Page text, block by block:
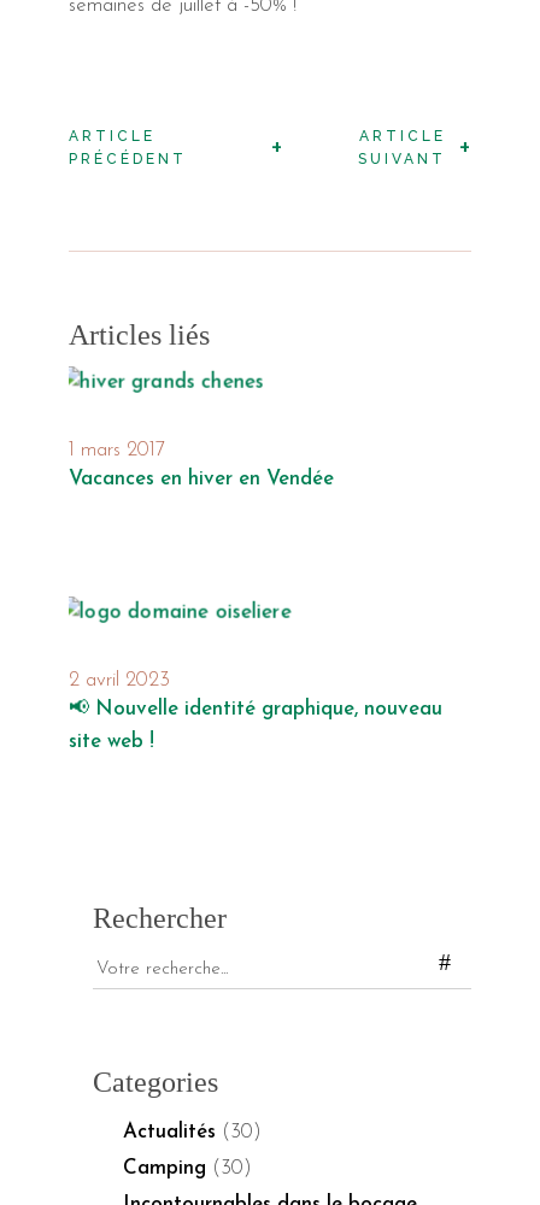
semaines de juillet à -50% !
ARTICLE
PRÉCÉDENT
+
ARTICLE
SUIVANT
+
Articles liés
1 mars 2017
Vacances en hiver en Vendée
2 avril 2023
📢 Nouvelle identité graphique, nouveau
site web !
Rechercher
Categories
Actualités (30)
Camping (30)